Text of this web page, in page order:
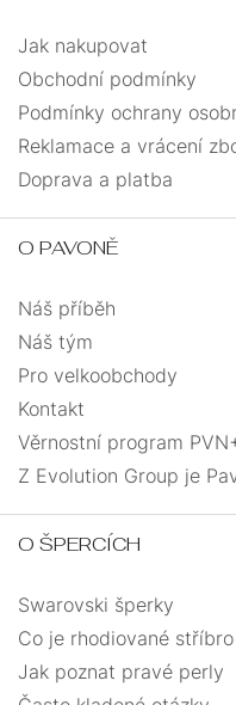
Jak nakupovat
Obchodní podmínky
Podmínky ochrany
Reklamace a vrácení
Doprava a platba
O PAVONĚ
Náš příběh
Náš tým
Pro velkoobchody
Kontakt
Věrnostní program
Z Evolution Group je
O ŠPERCÍCH
Swarovski šperky
Co je rhodiované stříbro
Jak poznat pravé perly